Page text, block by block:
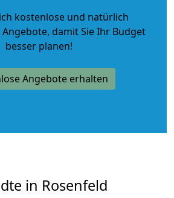
kostenlose und natürlich
, damit Sie Ihr Budget
besser planen!
Angebote erhalten
in Rosenfeld